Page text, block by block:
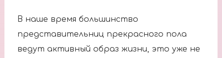
В наше время большинство
представительниц прекрасного пола
ведут активный образ жизни, это уже не